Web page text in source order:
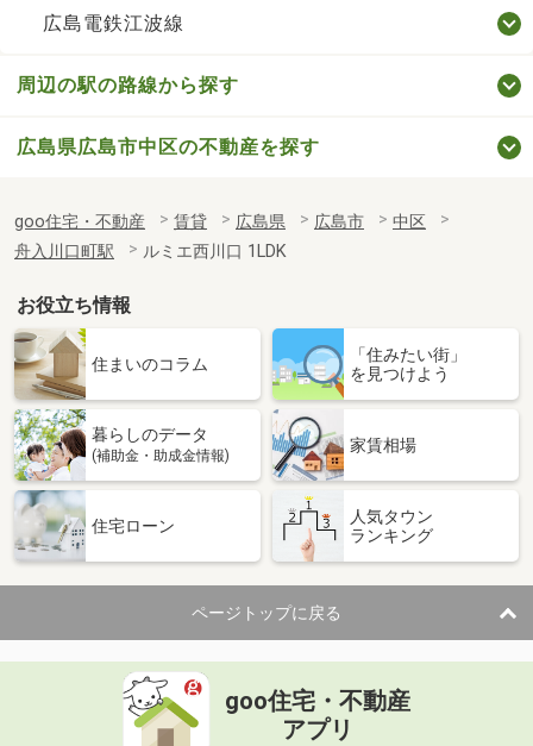
広島電鉄江波線
周辺の駅の路線から探す
広島県広島市中区の不動産を探す
goo住宅・不動産 賃貸 広島県 広島市
中区
舟入川口町駅
ルミエ西川口 1LDK
お役立ち情報
住まいのコラム
「住みたい街」
を見つけよう
暮らしのデータ
(補助金・助成金情報)
家賃相場
住宅ローン
人気タウン
ランキング
ページトップに戻る
goo住宅・不動産
アプリ